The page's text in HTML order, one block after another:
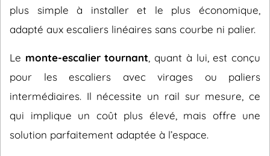
plus simple à installer et le plus économique,
adapté aux escaliers linéaires sans courbe ni palier.
Le monte-escalier tournant , quant à lui, est conçu
pour les escaliers avec virages ou paliers
intermédiaires. Il nécessite un rail sur mesure, ce
qui implique un coût plus élevé, mais offre une
solution parfaitement adaptée à l’espace.